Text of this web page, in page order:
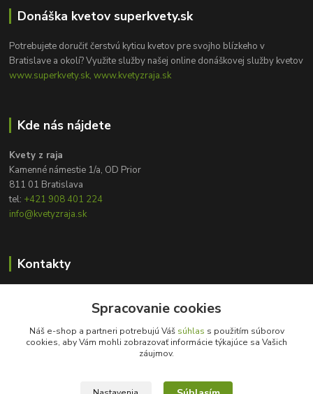
Donáška kvetov superkvety.sk
Potrebujete doručiť čerstvú kyticu kvetov pre svojho blízkeho v
Bratislave a okolí? Využite služby našej online donáškovej služby kvetov
www.superkvety.sk, www.kvetyzraja.sk
Kde nás nájdete
Kvety z raja
Kamenné námestie 1/a, OD Prior
811 01 Bratislava
tel: +421 908 401 224
info@kvetyzraja.sk
Kontakty
+421 908 401 224
info@kvetyzraja.sk
Spracovanie cookies
Náš e-shop a partneri potrebujú Váš súhlas s použitím súborov
cookies, aby Vám mohli zobrazovať informácie týkajúce sa Vašich
záujmov.